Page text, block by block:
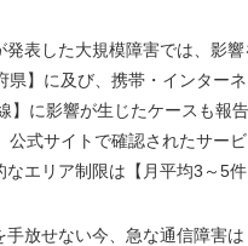
発表した大規模障害では、影
県】に及び、携帯・インター
】に影響が生じたケースも報
公式サイトで確認されたサー
なエリア制限は【月平均3～5件
手放せない今、急な通信障害